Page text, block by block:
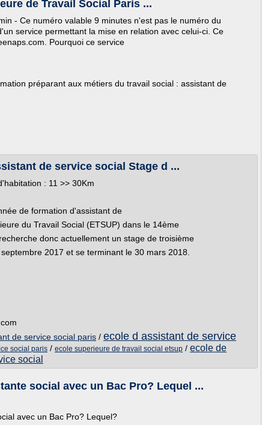
de Travail Social Paris ...
- Ce numéro valable 9 minutes n'est pas le numéro du
service permettant la mise en relation avec celui-ci. Ce
Pourquoi ce service
préparant aux métiers du travail social : assistant de
de service social Stage d ...
: 11 >> 30Km
de formation d'assistant de
du Travail Social (ETSUP) dans le 14ème
donc actuellement un stage de troisième
2017 et se terminant le 30 mars 2018.
de service social paris / ecole d assistant de service
social paris / ecole superieure de travail social etsup / ecole de
social
social avec un Bac Pro? Lequel ...
avec un Bac Pro? Lequel?